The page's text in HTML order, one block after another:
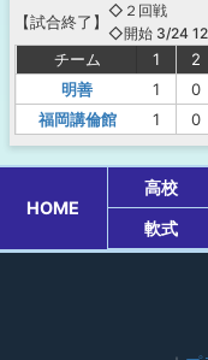
【試合終了 】
◇２回戦
◇開始 3/24
チーム 1 2
明善
1 0
福岡講倫館
1 0
HOME
高校
軟式